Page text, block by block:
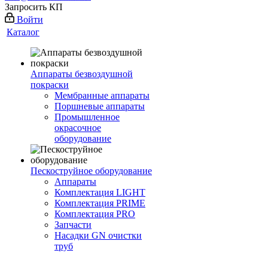
Запросить КП
Войти
Каталог
Аппараты безвоздушной
покраски
Мембранные аппараты
Поршневые аппараты
Промышленное
окрасочное
оборудование
Пескоструйное оборудование
Аппараты
Комплектация LIGHT
Комплектация PRIME
Комплектация PRO
Запчасти
Насадки GN очистки
труб